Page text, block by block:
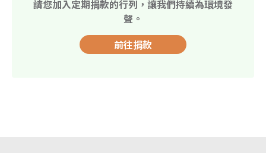
請您加入定期捐款的行列，讓我們持續為環境發
聲。
前往捐款